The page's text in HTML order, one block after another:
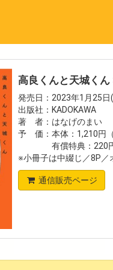
高良くんと天城く
発売日：2023年1月25日
出版社：KADOKAWA
著 者：はなげのまい
予 価：本体：1,210円（
有償特典：220円
※小冊子は中綴じ／8P／
通信販売ページ